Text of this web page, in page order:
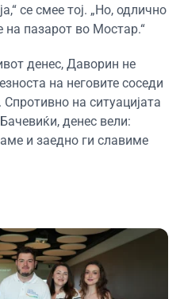
се смее тој. „Но, одлично
на пазарот во Мостар.“
денес, Даворин не
на неговите соседи
на ситуацијата
денес вели:
и заедно ги славиме